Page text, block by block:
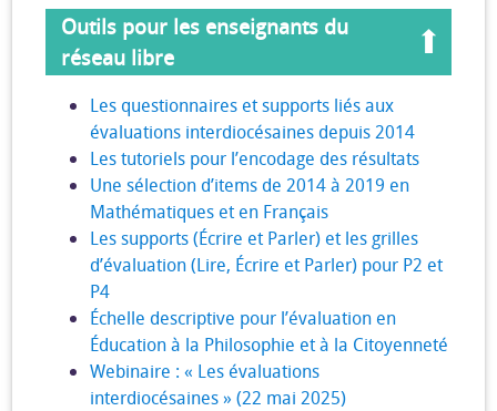
Outils pour les enseignants du
réseau libre
Les questionnaires et supports liés aux
évaluations interdiocésaines depuis 2014
Les tutoriels pour l’encodage des résultats
Une sélection d’items de 2014 à 2019 en
Mathématiques et en Français
Les supports (Écrire et Parler) et les grilles
d’évaluation (Lire, Écrire et Parler) pour P2 et
P4
Échelle descriptive pour l’évaluation en
Éducation à la Philosophie et à la Citoyenneté
Webinaire : « Les évaluations
interdiocésaines » (22 mai 2025)